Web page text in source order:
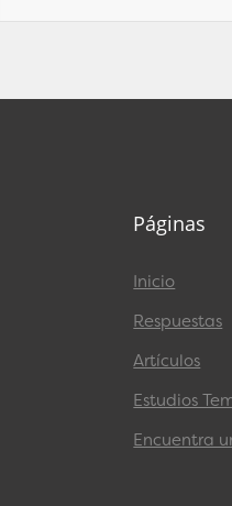
Páginas
Inicio
Respuestas
Artículos
Estudios
Encuentra